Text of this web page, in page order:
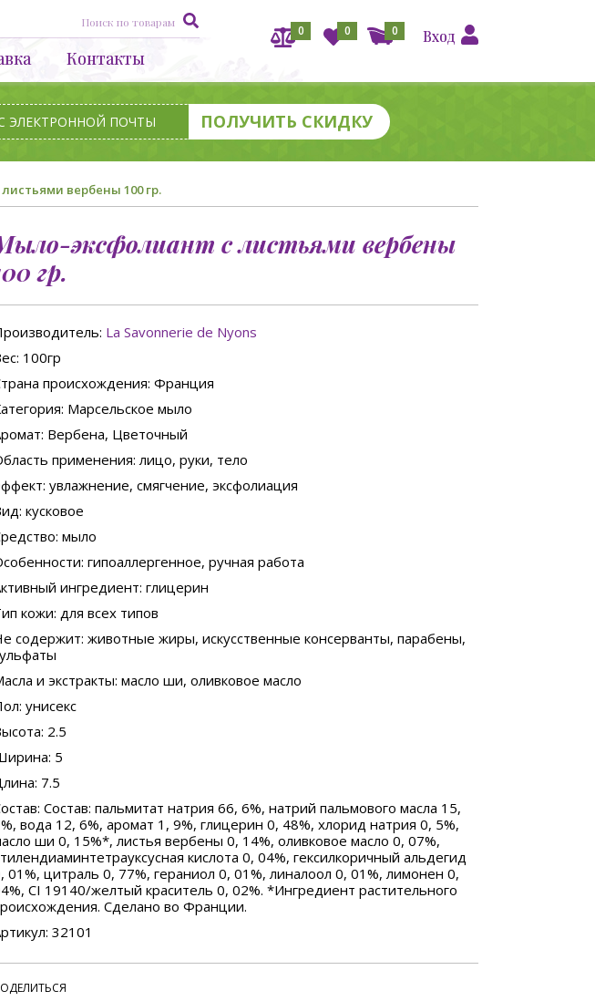
Контакты
Вход
0
0
0
вербены 100 гр.
эксфолиант с листьями вербены
гр.
La Savonnerie de Nyons
: 100гр
происхождения: Франция
: Марсельское мыло
: Вербена, Цветочный
применения: лицо, руки, тело
: увлажнение, смягчение, эксфолиация
: кусковое
: мыло
: гипоаллергенное, ручная работа
ингредиент: глицерин
кожи: для всех типов
содержит: животные жиры, искусственные консерванты, парабены,
и экстракты: масло ши, оливковое масло
: унисекс
: 2.5
: 5
: 7.5
: Состав: пальмитат натрия 66, 6%, натрий пальмового масла 15,
вода 12, 6%, аромат 1, 9%, глицерин 0, 48%, хлорид натрия 0, 5%,
ши 0, 15%*, листья вербены 0, 14%, оливковое масло 0, 07%,
кислота 0, 04%, гексилкоричный альдегид
01%, цитраль 0, 77%, гераниол 0, 01%, линалоол 0, 01%, лимонен 0,
CI 19140/желтый краситель 0, 02%. *Ингредиент растительного
Сделано во Франции.
32101